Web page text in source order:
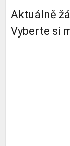
Aktuálně
Vyberte si